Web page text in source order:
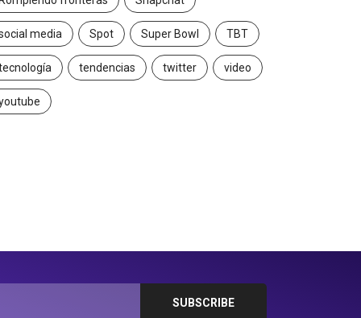
media Spot Super Bowl TBT
tendencias twitter video